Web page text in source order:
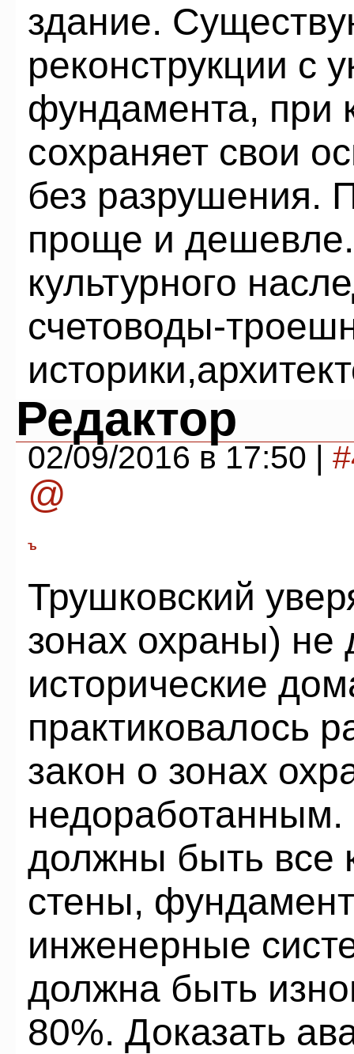
здание.
реконструкции с
фундамента, при
сохраняет свои
без разрушения.
проще и
культурного
счетоводы-
Редактор
02/09/2016 в 17:50 |
@
ъ
Трушковский
зонах охраны) не
исторические
практиковалось
закон о зонах
должны быть все
стены,
инженерные
должна быть
80%. Доказать